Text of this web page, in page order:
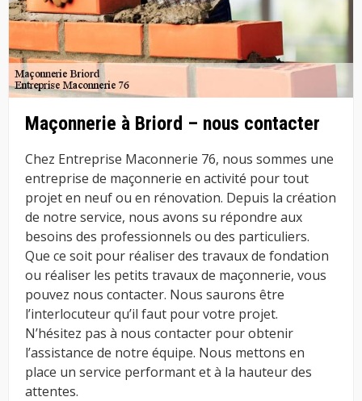
Maçonnerie à Briord – nous contacter
Chez Entreprise Maconnerie 76, nous sommes une
entreprise de maçonnerie en activité pour tout
projet en neuf ou en rénovation. Depuis la création
de notre service, nous avons su répondre aux
besoins des professionnels ou des particuliers.
Que ce soit pour réaliser des travaux de fondation
ou réaliser les petits travaux de maçonnerie, vous
pouvez nous contacter. Nous saurons être
l’interlocuteur qu’il faut pour votre projet.
N’hésitez pas à nous contacter pour obtenir
l’assistance de notre équipe. Nous mettons en
place un service performant et à la hauteur des
attentes.